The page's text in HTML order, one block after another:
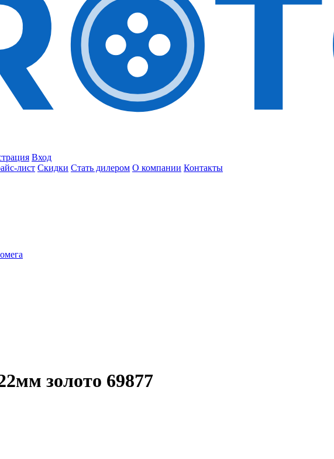
Вход
лист Скидки Стать дилером О компании Контакты
золото 69877